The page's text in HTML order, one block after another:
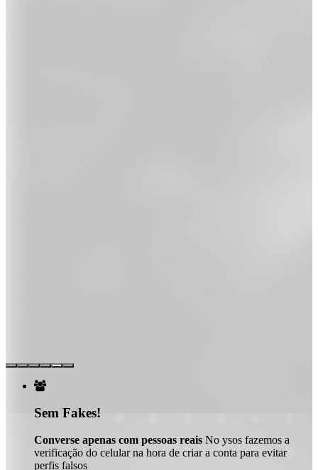

Sem Fakes!
Converse apenas com pessoas reais No ysos fazemos a
verificação do celular na hora de criar a conta para evitar
perfis falsos